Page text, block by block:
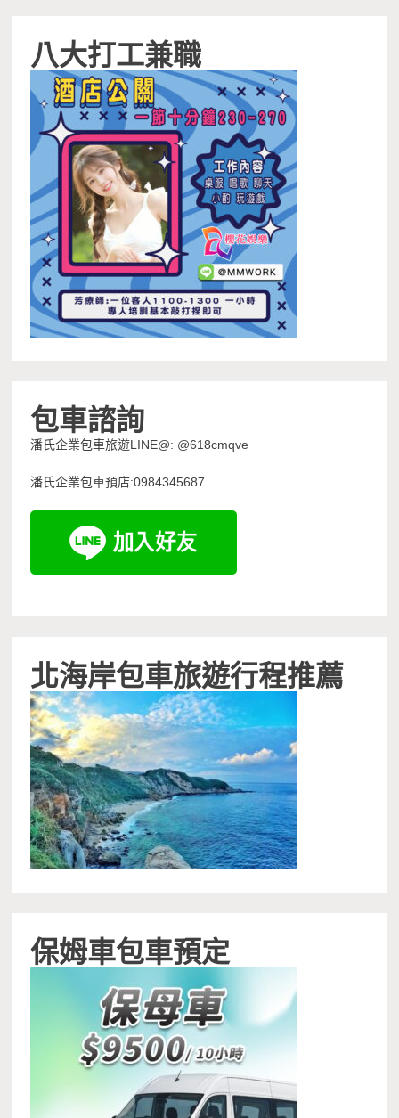
八大打工兼職
包車諮詢
潘氏企業包車旅遊LINE@: @618cmqve
潘氏企業包車預店:0984345687
北海岸包車旅遊行程推薦
保姆車包車預定